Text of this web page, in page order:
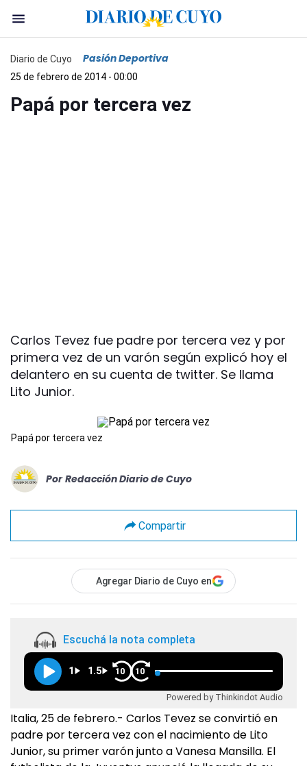
Diario de Cuyo Pasión Deportiva
25 de febrero de 2014 - 00:00
Papá por tercera vez
Carlos Tevez fue padre por tercera vez y por
primera vez de un varón según explicó hoy el
delantero en su cuenta de twitter. Se llama
Lito Junior.
Papá por tercera vez
Por Redacción Diario de Cuyo
Compartir
Agregar Diario de Cuyo en
Escuchá la nota completa
1 1.5 10 10
Powered by Thinkindot Audio
Italia, 25 de febrero.- Carlos Tevez se convirtió en
padre por tercera vez con el nacimiento de Lito
Junior, su primer varón junto a Vanesa Mansilla. El